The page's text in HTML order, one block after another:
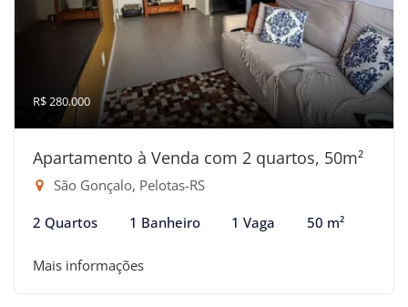
R$ 280.000
Apartamento à Venda com 2 quartos, 50m²
São Gonçalo, Pelotas-RS
2 Quartos 1 Banheiro 1 Vaga 50 m²
Mais informações